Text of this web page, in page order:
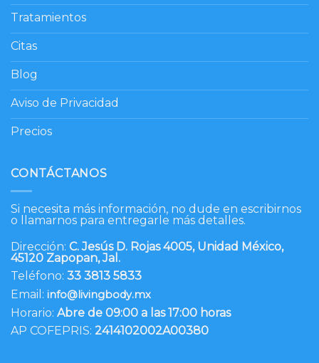
Tratamientos
Citas
Blog
Aviso de Privacidad
Precios
CONTÁCTANOS
Si necesita más información, no dude en escribirnos
o llamarnos para entregarle más detalles.
Dirección: C. Jesús D. Rojas 4005, Unidad México,
45120 Zapopan, Jal.
Teléfono: 33 3813 5833
Email: info@livingbody.mx
Horario: Abre de 09:00 a las 17:00 horas
AP COFEPRIS: 2414102002A00380